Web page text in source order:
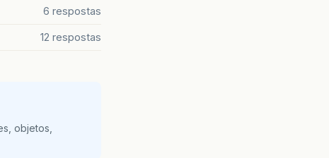
6 respostas
12 respostas
objetos,